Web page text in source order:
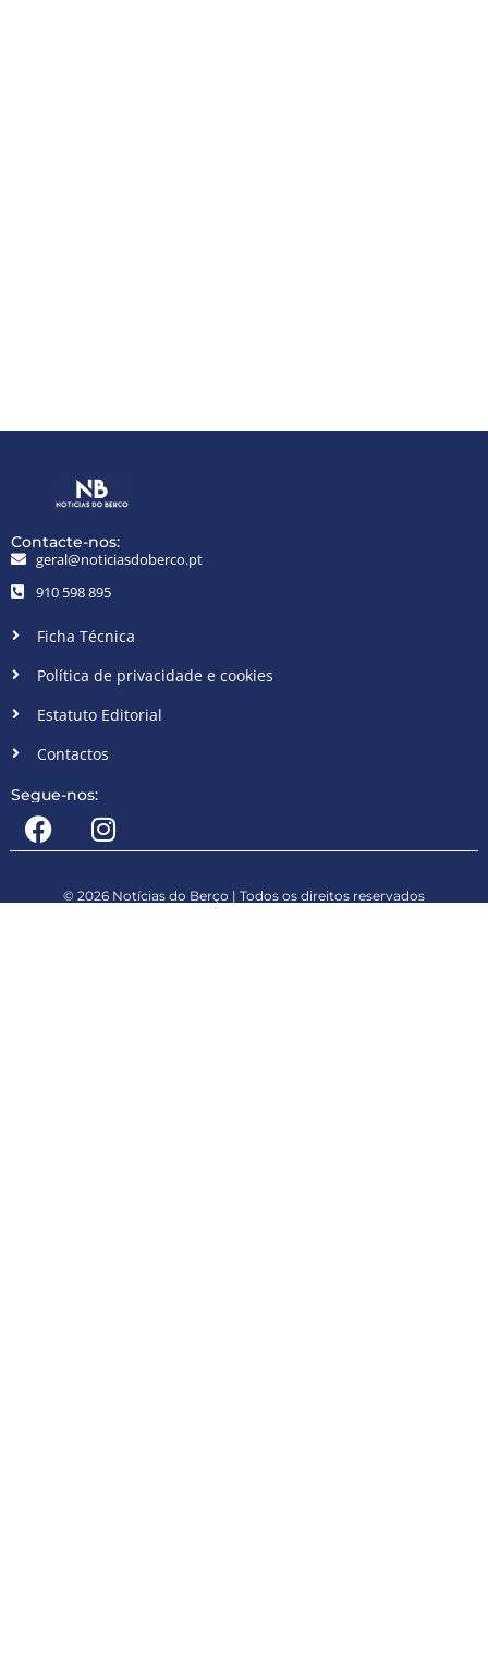
Contacte-nos:
geral@noticiasdoberco.pt
910 598 895
Ficha Técnica
Política de privacidade e cookies
Estatuto Editorial
Contactos
Segue-nos:
© 2026 Notícias do Berço | Todos os direitos reservados